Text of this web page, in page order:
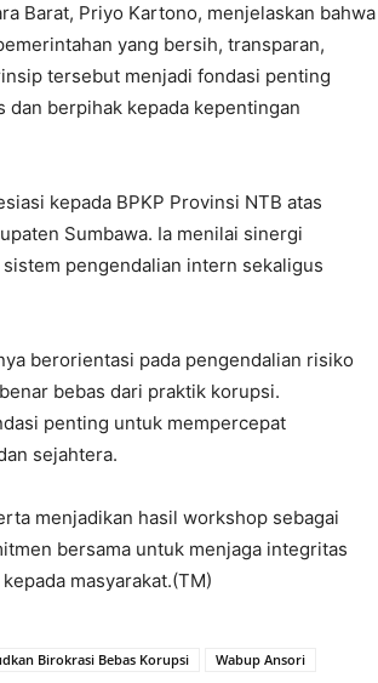
Barat, Priyo Kartono, menjelaskan bahwa
yang bersih, transparan,
tersebut menjadi fondasi penting
dan berpihak kepada kepentingan
kepada BPKP Provinsi NTB atas
Sumbawa. Ia menilai sinergi
pengendalian intern sekaligus
berorientasi pada pengendalian risiko
bebas dari praktik korupsi.
penting untuk mempercepat
sejahtera.
menjadikan hasil workshop sebagai
bersama untuk menjaga integritas
masyarakat.(TM)
Birokrasi Bebas Korupsi Wabup Ansori